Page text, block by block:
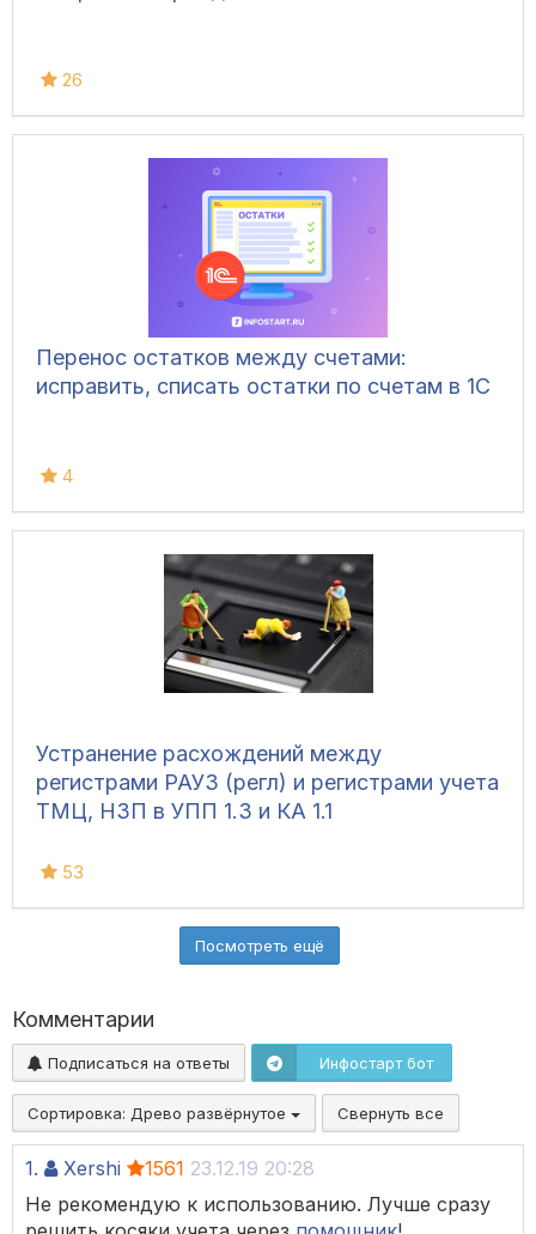
26
Перенос остатков между счетами:
исправить, списать остатки по счетам в 1С
4
Устранение расхождений между
регистрами РАУЗ (регл) и регистрами учета
ТМЦ, НЗП в УПП 1.3 и КА 1.1
53
Посмотреть ещё
Комментарии
Подписаться на ответы Инфостарт бот
Сортировка: Древо развёрнутое Свернуть все
1. Xershi 1561 23.12.19 20:28
Не рекомендую к использованию. Лучше сразу